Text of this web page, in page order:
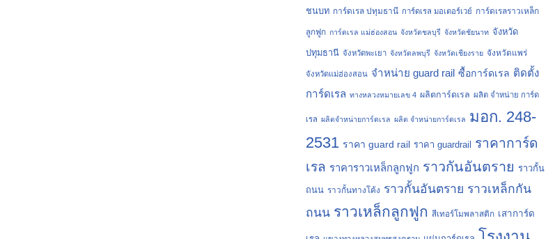
ชนบท การ์ดเรล ปทุมธานี การ์ดเรล มอเตอร์เวย์ การ์ดเรลราวเหล็ก
ลูกฟูก การ์ดเรล แม่ฮ่องสอน จังหวัดชลบุรี จังหวัดชัยนาท จังหวัด
ปทุมธานี จังหวัดพะเยา จังหวัดลพบุรี จังหวัดเชียงราย จังหวัดแพร่
จังหวัดแม่ฮ่องสอน จำหน่าย guard rail ซื้อการ์ดเรล ติดตั้ง
การ์ดเรล ทางหลวงหมายเลข 4 ผลิตการ์ดเรล ผลิต จำหน่าย การ์ด
เรล ผลิตจำหน่ายการ์ดเรล ผลิต จำหน่ายการ์ดเรล มอก. 248-
2531 ราคา guard rail ราคา guardrail
ราคาการ์ด
เรล ราคาราวเหล็กลูกฟูก ราวกันอันตราย ราวกั้น
ถนน ราวกั้นทางโค้ง ราวกั้นอันตราย ราวเหล็กกัน
ถนน ราวเหล็กลูกฟูก สีเทอร์โมพลาสติก เสาการ์ด